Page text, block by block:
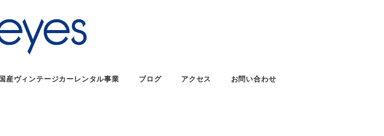
産ヴィンテージカーレンタル事業 ブログ アクセス お問い合わせ